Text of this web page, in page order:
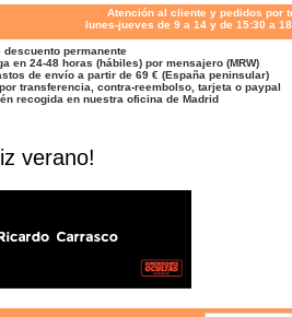
Atención al cliente y pedidos por
lunes-jueves de 9 a 14 y de 15:30 a
descuento permanente
en 24-48 horas (hábiles) por mensajero (MRW)
de envío a partir de 69 € (España peninsular)
transferencia, contra-reembolso, tarjeta o paypal
recogida en nuestra oficina de Madrid
verano!